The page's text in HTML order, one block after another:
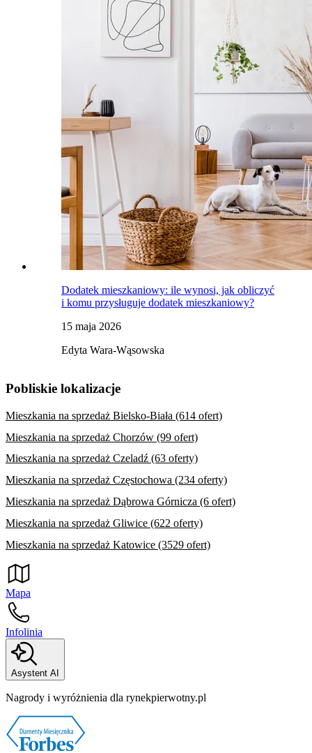
Dodatek mieszkaniowy: ile wynosi, jak obliczyć
i komu przysługuje dodatek mieszkaniowy?
15 maja 2026
Edyta Wara-Wąsowska
Pobliskie lokalizacje
Mieszkania na sprzedaż Bielsko-Biała (614 ofert)
Mieszkania na sprzedaż Chorzów (99 ofert)
Mieszkania na sprzedaż Czeladź (63 oferty)
Mieszkania na sprzedaż Częstochowa (234 oferty)
Mieszkania na sprzedaż Dąbrowa Górnicza (6 ofert)
Mieszkania na sprzedaż Gliwice (622 oferty)
Mieszkania na sprzedaż Katowice (3529 ofert)
Mapa
Infolinia
Asystent AI
Nagrody i wyróżnienia dla rynekpierwotny.pl